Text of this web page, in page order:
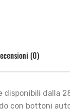
(0)
dalla
con bottoni